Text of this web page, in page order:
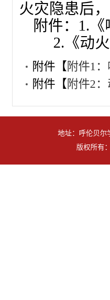
火灾隐患后
附件：1.
2.《动火
附件【附件1
附件【附件2
地址：呼伦贝尔
版权所有